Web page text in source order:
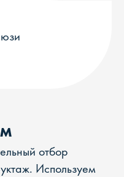
отбор
Используем